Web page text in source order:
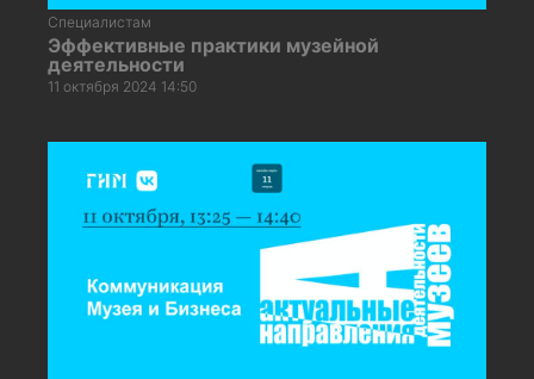
Специалистам
Эффективные практики музейной
деятельности
11 октября 2024 14:50